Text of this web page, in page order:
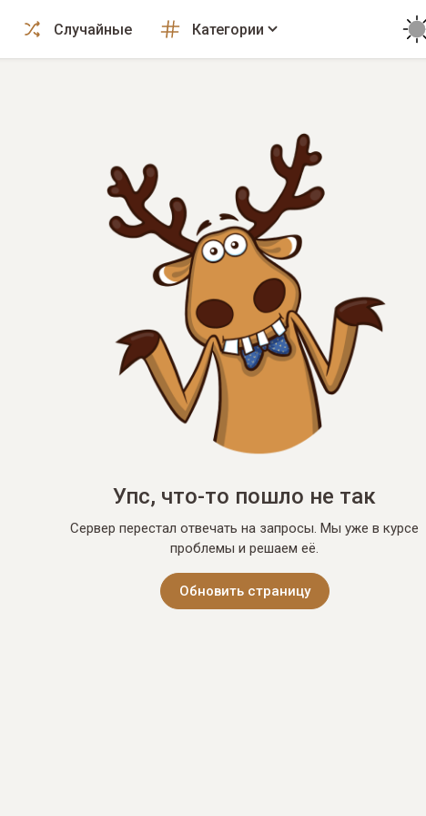
Случайные Категории
Упс, что-то пошло не так
Сервер перестал отвечать на запросы. Мы уже в курсе
проблемы и решаем её.
Обновить страницу